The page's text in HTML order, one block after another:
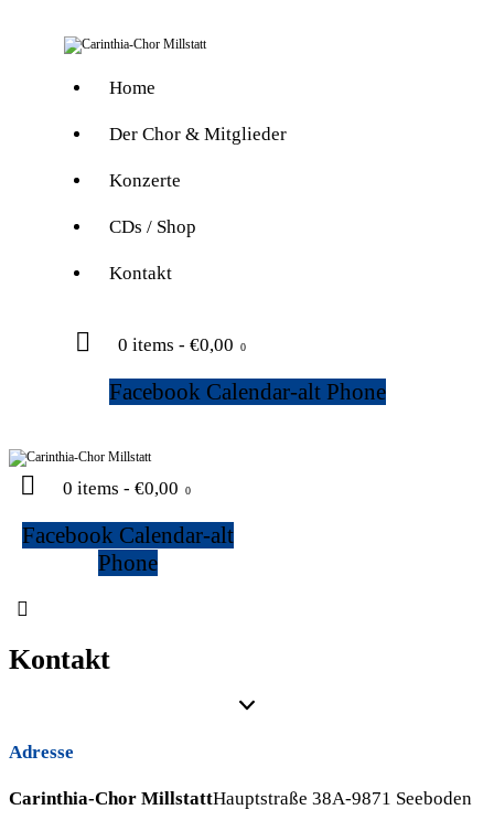
Home
Der Chor & Mitglieder
Konzerte
CDs / Shop
Kontakt
0 items - €0,00 0
Facebook Calendar-alt Phone
0 items - €0,00 0
Facebook Calendar-alt
Phone
Kontakt
Adresse
Carinthia-Chor MillstattHauptstraße 38A-9871 Seeboden